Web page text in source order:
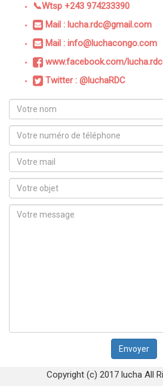
📞Wtsp +243 974233390
Mail : lucha.rdc@gmail.com
Mail : info@luchacongo.com
www.facebook.com/
Twitter : @luchaRDC
Copyright (c) 2017 lucha All